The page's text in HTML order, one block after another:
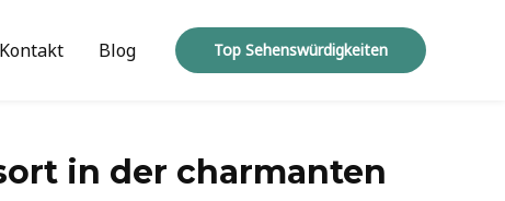
Kontakt Blog Top Sehenswürdigkeiten
in der charmanten